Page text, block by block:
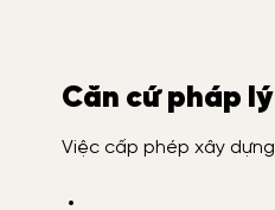
Căn cứ pháp
Việc cấp phép xây